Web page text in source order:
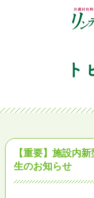
【重要】施設内
生のお知らせ